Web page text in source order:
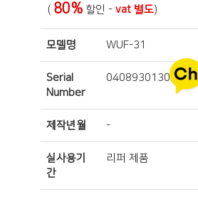
( 80%할인 - vat 별도)
모델명 WUF-31
Serial
Number
0408930130M001
제작년월 -
실사용기
간
리퍼 제품